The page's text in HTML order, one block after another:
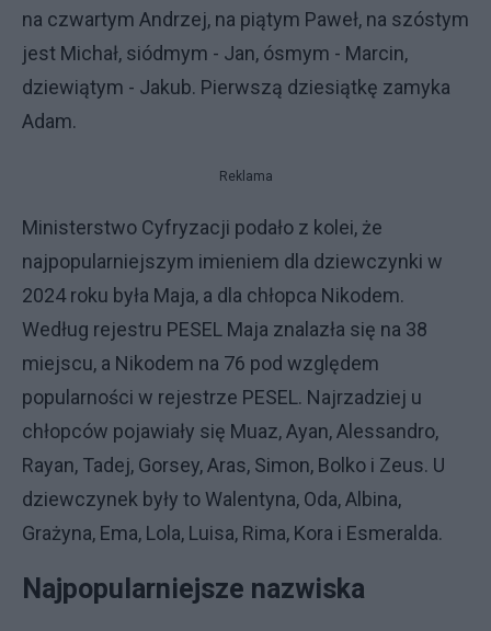
na czwartym Andrzej, na piątym Paweł, na szóstym
jest Michał, siódmym - Jan, ósmym - Marcin,
dziewiątym - Jakub. Pierwszą dziesiątkę zamyka
Adam.
Reklama
Ministerstwo Cyfryzacji podało z kolei, że
najpopularniejszym imieniem dla dziewczynki w
2024 roku była Maja, a dla chłopca Nikodem.
Według rejestru PESEL Maja znalazła się na 38
miejscu, a Nikodem na 76 pod względem
popularności w rejestrze PESEL. Najrzadziej u
chłopców pojawiały się Muaz, Ayan, Alessandro,
Rayan, Tadej, Gorsey, Aras, Simon, Bolko i Zeus. U
dziewczynek były to Walentyna, Oda, Albina,
Grażyna, Ema, Lola, Luisa, Rima, Kora i Esmeralda.
Najpopularniejsze nazwiska